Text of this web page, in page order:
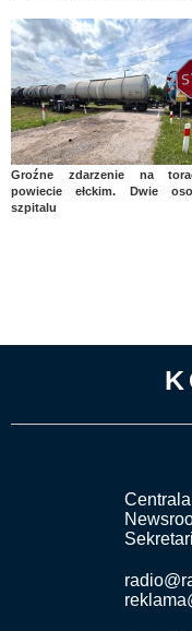
Groźne zdarzenie na
powiecie ełckim. Dwie
szpitalu